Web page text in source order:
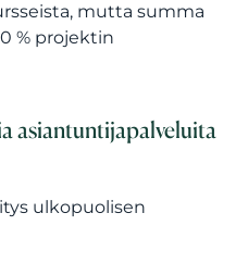
mutta summa
% projektin
asiantuntijapalveluita
ulkopuolisen